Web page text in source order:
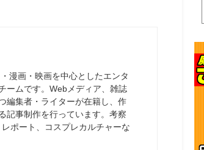
漫画・映画を中心としたエンタ
ームです。Webメディア、雑誌
編集者・ライターが在籍し、作
記事制作を行っています。考察
ポート、コスプレカルチャーな